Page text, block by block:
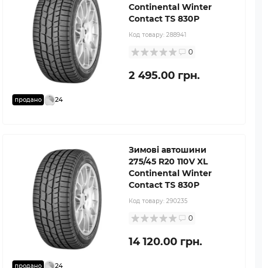
продано 24
Continental Winter
Contact TS 830P
Код товару: 288941
0
2 495.00 грн.
продано 24
Зимові автошини
275/45 R20 110V XL
Continental Winter
Contact TS 830P
Код товару: 290235
0
14 120.00 грн.